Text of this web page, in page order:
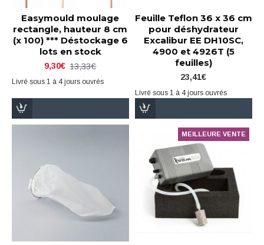
Easymould moulage
rectangle, hauteur 8 cm
(x 100) *** Déstockage 6
lots en stock
9,30€ 13,33€
Livré sous 1 à 4 jours ouvrés
Feuille Teflon 36 x 36 cm
pour déshydrateur
Excalibur EE DH10SC,
4900 et 4926T (5
feuilles)
23,41€
Livré sous 1 à 4 jours ouvrés
MEILLEURE VENTE